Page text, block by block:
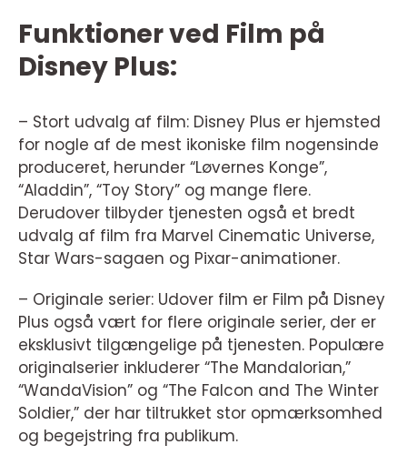
Funktioner ved Film på
Disney Plus:
– Stort udvalg af film: Disney Plus er hjemsted
for nogle af de mest ikoniske film nogensinde
produceret, herunder “Løvernes Konge”,
“Aladdin”, “Toy Story” og mange flere.
Derudover tilbyder tjenesten også et bredt
udvalg af film fra Marvel Cinematic Universe,
Star Wars-sagaen og Pixar-animationer.
– Originale serier: Udover film er Film på Disney
Plus også vært for flere originale serier, der er
eksklusivt tilgængelige på tjenesten. Populære
originalserier inkluderer “The Mandalorian,”
“WandaVision” og “The Falcon and The Winter
Soldier,” der har tiltrukket stor opmærksomhed
og begejstring fra publikum.